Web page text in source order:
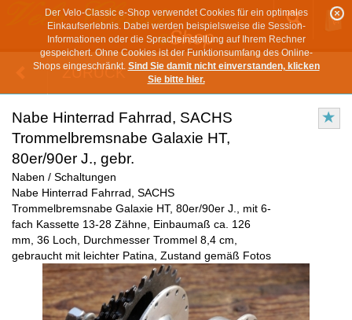
Der Velo-Classic e-Shop verwendet Cookies für ein optimales
Einkaufserlebnis. Dabei werden beispielsweise die Session-
Informationen oder die Spracheinstellung auf Ihrem Rechner
gespeichert. Ohne Cookies ist der Funktionsumfang des Online-
Shops eingeschränkt. Sind Sie damit nicht einverstanden, klicken
Sie bitte hier.
ZURÜCK
Nabe Hinterrad Fahrrad, SACHS
Trommelbremsnabe Galaxie HT,
80er/90er J., gebr.
Naben / Schaltungen
Nabe Hinterrad Fahrrad, SACHS
Trommelbremsnabe Galaxie HT, 80er/90er J., mit 6-
fach Kassette 13-28 Zähne, Einbaumaß ca. 126
mm, 36 Loch, Durchmesser Trommel 8,4 cm,
gebraucht mit leichter Patina, Zustand gemäß Fotos